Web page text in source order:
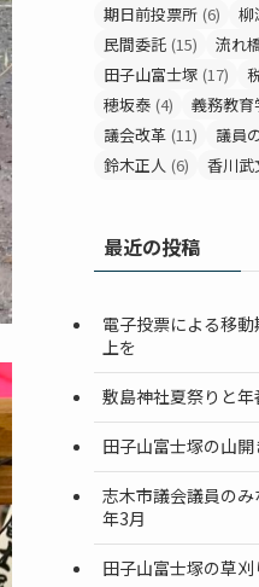
期日前投票所 (6) 柳
民間委託 (15) 流れ
田子山富士塚 (17)
穂坂泰 (4) 義務教育
議会改革 (11) 議員
鈴木正人 (6) 香川武
最近の投稿
電子投票による移
上を
敷島神社夏祭りと年
田子山富士塚の山開
志木市議会議員の
年3月
田子山富士塚の草